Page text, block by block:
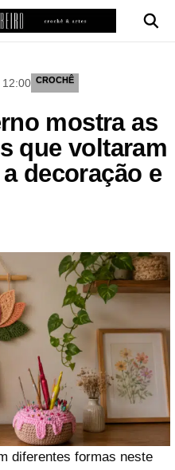
12:00 CROCHÊ
mostra as
que voltaram
decoração e
diferentes formas neste